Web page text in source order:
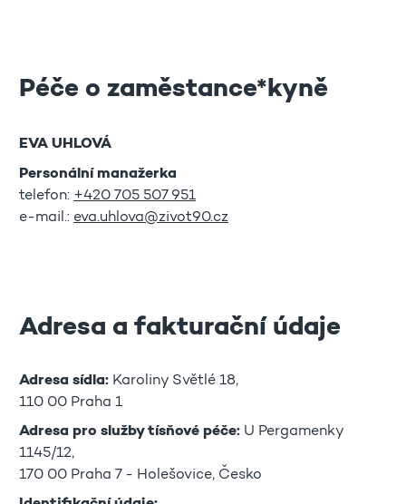
Péče o zaměstance*kyně
EVA UHLOVÁ
Personální manažerka
telefon: +420 705 507 951
e-mail.: eva.uhlova@zivot90.cz
Adresa a fakturační údaje
Adresa sídla: Karoliny Světlé 18,
110 00 Praha 1
Adresa pro služby tísňové péče: U Pergamenky
1145/12,
170 00 Praha 7 - Holešovice, Česko